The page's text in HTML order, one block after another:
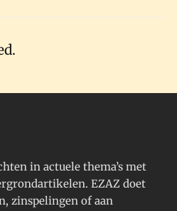
in actuele thema’s met
EZAZ doet
zinspelingen of aan